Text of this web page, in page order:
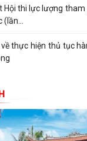
Hội thi lực lượng
(lần...
thực hiện thủ tục